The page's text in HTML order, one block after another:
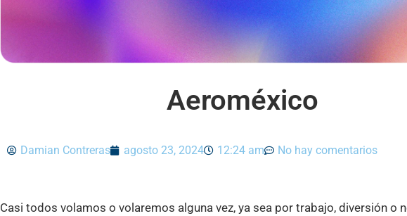
Aeroméxico
Damian Contreras agosto 23, 2024 12:24 am No hay comentarios
Casi todos volamos o volaremos alguna vez, ya sea por trabajo, diversión o